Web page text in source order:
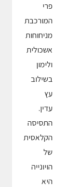
פרי
המורכבת
מניחוחות
אשכולית
ולימון
בשילוב
עץ
עדין.
התסיסה
הקלאסית
של
הויונייה
היא